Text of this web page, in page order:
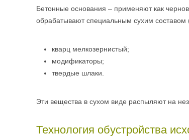
Бетонные основания – применяют как
обрабатывают специальным сухим составом
кварц мелкозернистый;
модификаторы;
твердые шлаки.
Эти вещества в сухом виде распыляют на
Технология обустройства